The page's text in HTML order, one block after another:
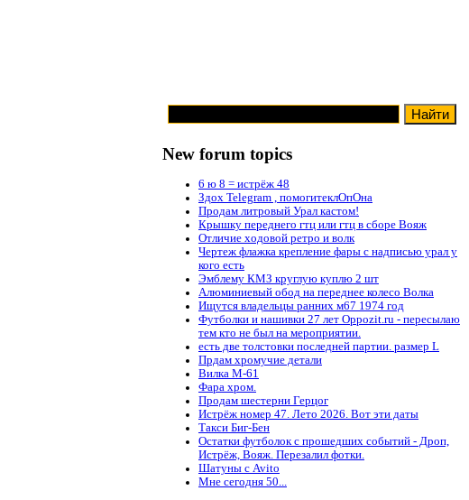
New forum topics
6 ю 8 = истрёж 48
Здох Telegram , помогитеклОпОна
Продам литровый Урал кастом!
Крышку переднего гтц или гтц в сборе Вояж
Отличие ходовой ретро и волк
Чертеж флажка крепление фары с надписью урал у
кого есть
Эмблему КМЗ круглую куплю 2 шт
Алюминиевый обод на переднее колесо Волка
Ищутся владельцы ранних м67 1974 год
Футболки и нашивки 27 лет Oppozit.ru - пересылаю
тем кто не был на мероприятии.
есть две толстовки последней партии. размер L
Прдам хромучие детали
Вилка М-61
Фара хром.
Продам шестерни Герцог
Истрёж номер 47. Лето 2026. Вот эти даты
Такси Биг-Бен
Остатки футболок с прошедших событий - Дроп,
Истрёж, Вояж. Перезалил фотки.
Шатуны с Avito
Мне сегодня 50...